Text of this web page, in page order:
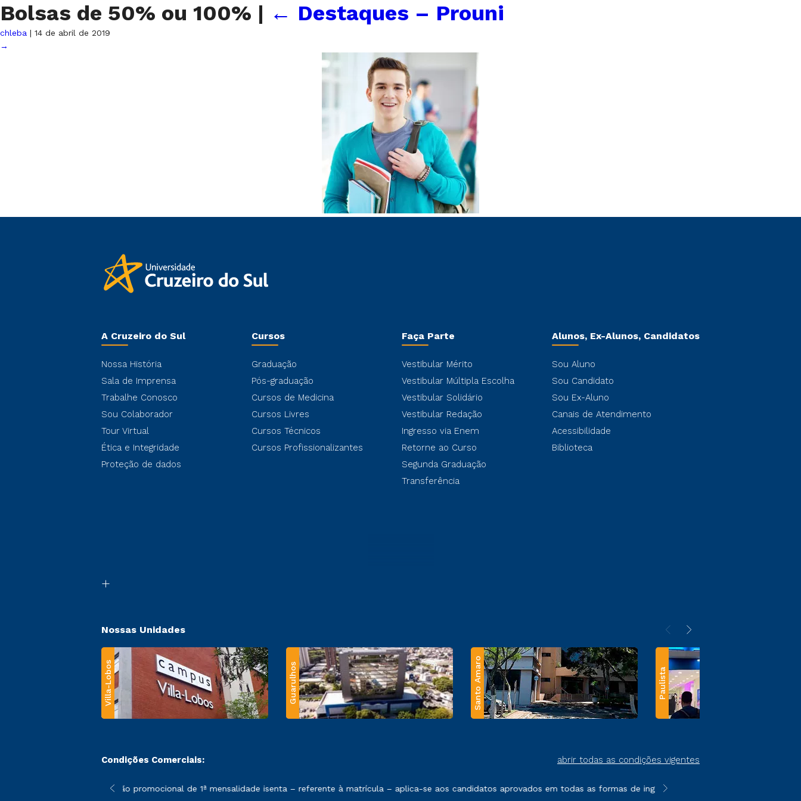
Bolsas de 50% ou 100% | ← Destaques – Prouni
chleba | 14 de abril de 2019
→
A Cruzeiro do Sul
Nossa História
Sala de Imprensa
Trabalhe Conosco
Sou Colaborador
Tour Virtual
Ética e Integridade
Proteção de dados
Cursos
Graduação
Pós-graduação
Cursos de Medicina
Cursos Livres
Cursos Técnicos
Cursos Profissionalizantes
Faça Parte
Vestibular Mérito
Vestibular Múltipla Escolha
Vestibular Solidário
Vestibular Redação
Ingresso via Enem
Retorne ao Curso
Segunda Graduação
Transferência
Alunos, Ex-Alunos, Candidatos
Sou Aluno
Sou Candidato
Sou Ex-Aluno
Canais de Atendimento
Acessibilidade
Biblioteca
Nossas Unidades
Villa-Lobos Guarulhos Santo Amaro Paulista
Condições Comerciais: abrir todas as condições vigentes
sofrer alterações nos períodos de rematrícula conforme exposto no contrato de prestação de serviços.
*A condição promocional de 1ª mensalidade isenta – referente à matrícula – aplica-se aos candidatos aprovados em todas as formas de ingresso, exceto na prova on-line
**Semipresencial e EAD são